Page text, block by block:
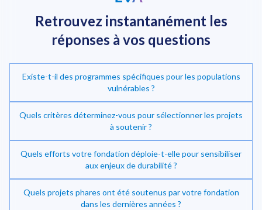
Investir dans la transition énergétique
Retrouvez instantanément les
réponses à vos questions
Existe-t-il des programmes spécifiques pour les populations
vulnérables ?
Quels critères déterminez-vous pour sélectionner les projets
à soutenir ?
Quels efforts votre fondation déploie-t-elle pour sensibiliser
aux enjeux de durabilité ?
Quels projets phares ont été soutenus par votre fondation
dans les dernières années ?